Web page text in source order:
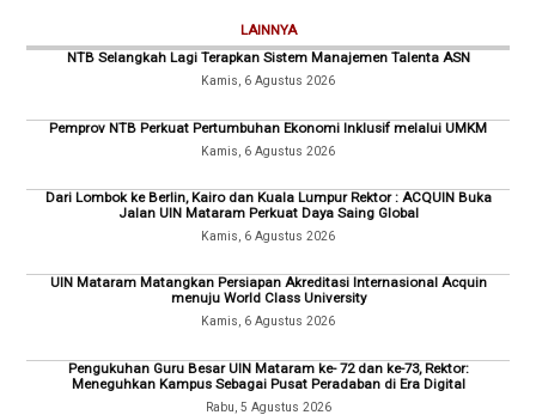
LAINNYA
NTB Selangkah Lagi Terapkan Sistem Manajemen Talenta ASN
Kamis, 6 Agustus 2026
Pemprov NTB Perkuat Pertumbuhan Ekonomi Inklusif melalui UMKM
Kamis, 6 Agustus 2026
Dari Lombok ke Berlin, Kairo dan Kuala Lumpur Rektor : ACQUIN Buka
Jalan UIN Mataram Perkuat Daya Saing Global
Kamis, 6 Agustus 2026
UIN Mataram Matangkan Persiapan Akreditasi Internasional Acquin
menuju World Class University
Kamis, 6 Agustus 2026
Pengukuhan Guru Besar UIN Mataram ke- 72 dan ke-73, Rektor:
Meneguhkan Kampus Sebagai Pusat Peradaban di Era Digital
Rabu, 5 Agustus 2026